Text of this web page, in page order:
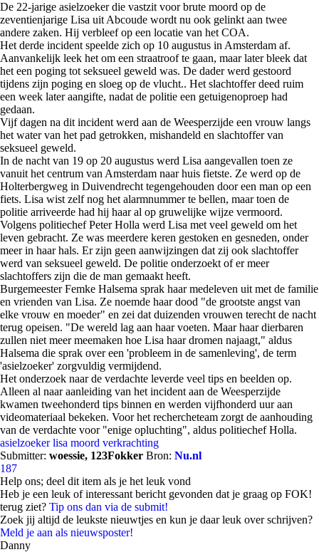
De 22-jarige asielzoeker die vastzit voor brute moord op de
zeventienjarige Lisa uit Abcoude wordt nu ook gelinkt aan twee
andere zaken. Hij verbleef op een locatie van het COA.
Het derde incident speelde zich op 10 augustus in Amsterdam af.
Aanvankelijk leek het om een straatroof te gaan, maar later bleek dat
het een poging tot seksueel geweld was. De dader werd gestoord
tijdens zijn poging en sloeg op de vlucht.. Het slachtoffer deed ruim
een week later aangifte, nadat de politie een getuigenoproep had
gedaan.
Vijf dagen na dit incident werd aan de Weesperzijde een vrouw langs
het water van het pad getrokken, mishandeld en slachtoffer van
seksueel geweld.
In de nacht van 19 op 20 augustus werd Lisa aangevallen toen ze
vanuit het centrum van Amsterdam naar huis fietste. Ze werd op de
Holterbergweg in Duivendrecht tegengehouden door een man op een
fiets. Lisa wist zelf nog het alarmnummer te bellen, maar toen de
politie arriveerde had hij haar al op gruwelijke wijze vermoord.
Volgens politiechef Peter Holla werd Lisa met veel geweld om het
leven gebracht. Ze was meerdere keren gestoken en gesneden, onder
meer in haar hals. Er zijn geen aanwijzingen dat zij ook slachtoffer
werd van seksueel geweld. De politie onderzoekt of er meer
slachtoffers zijn die de man gemaakt heeft.
Burgemeester Femke Halsema sprak haar medeleven uit met de familie
en vrienden van Lisa. Ze noemde haar dood "de grootste angst van
elke vrouw en moeder" en zei dat duizenden vrouwen terecht de nacht
terug opeisen. "De wereld lag aan haar voeten. Maar haar dierbaren
zullen niet meer meemaken hoe Lisa haar dromen najaagt," aldus
Halsema die sprak over een 'probleem in de samenleving', de term
'asielzoeker' zorgvuldig vermijdend.
Het onderzoek naar de verdachte leverde veel tips en beelden op.
Alleen al naar aanleiding van het incident aan de Weesperzijde
kwamen tweehonderd tips binnen en werden vijfhonderd uur aan
videomateriaal bekeken. Voor het rechercheteam zorgt de aanhouding
van de verdachte voor "enige opluchting", aldus politiechef Holla.
asielzoeker lisa moord verkrachting
Submitter: woessie, 123Fokker Bron: Nu.nl
187
Help ons; deel dit item als je het leuk vond
Heb je een leuk of interessant bericht gevonden dat je graag op FOK!
terug ziet? Tip ons dan via de submit!
Zoek jij altijd de leukste nieuwtjes en kun je daar leuk over schrijven?
Meld je aan als nieuwsposter!
Danny